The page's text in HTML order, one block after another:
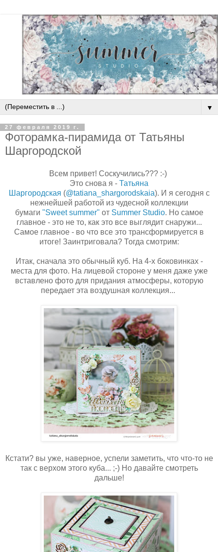
▼
27 февраля 2019 г.
Фоторамка-пирамида от Татьяны
Шаргородской
Всем привет! Соскучились??? :-)
Это снова я - Татьяна
Шаргородская (@tatiana_shargorodskaia). И я сегодня с
нежнейшей работой из чудесной коллекции
бумаги "Sweet summer" от Summer Studio. Но самое
главное - это не то, как это все выглядит снаружи...
Самое главное - во что все это трансформируется в
итоге! Заинтриговала? Тогда смотрим:
Итак, сначала это обычный куб. На 4-х боковинках -
места для фото. На лицевой стороне у меня даже уже
вставлено фото для придания атмосферы, которую
передает эта воздушная коллекция...
Кстати? вы уже, наверное, успели заметить, что что-то не
так с верхом этого куба... ;-) Но давайте смотреть
дальше!